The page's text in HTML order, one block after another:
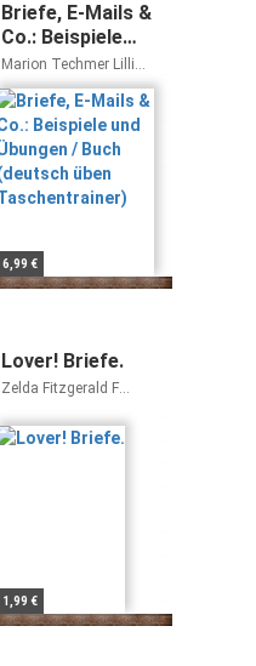
Briefe, E-Mails &
Co.: Beispiele
und Übungen /
Buch (deutsch
üben
Taschentrainer)
Marion Techmer Lilli
Marlen Brill
6,99 €
Lover! Briefe.
Zelda Fitzgerald F
1,99 €